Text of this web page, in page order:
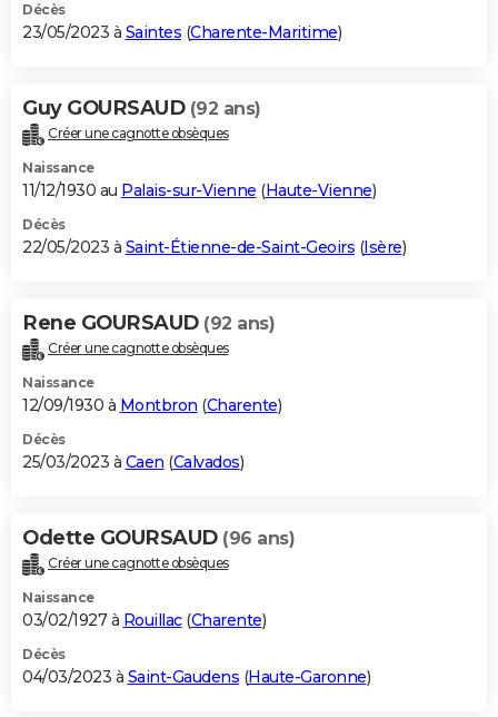
Décès
23/05/2023 à Saintes (Charente-Maritime)
Guy GOURSAUD (92 ans)
Créer une cagnotte obsèques
Naissance
11/12/1930 au Palais-sur-Vienne (Haute-Vienne)
Décès
22/05/2023 à Saint-Étienne-de-Saint-Geoirs (Isère)
Rene GOURSAUD (92 ans)
Créer une cagnotte obsèques
Naissance
12/09/1930 à Montbron (Charente)
Décès
25/03/2023 à Caen (Calvados)
Odette GOURSAUD (96 ans)
Créer une cagnotte obsèques
Naissance
03/02/1927 à Rouillac(Charente)
Décès
04/03/2023 à Saint-Gaudens (Haute-Garonne)